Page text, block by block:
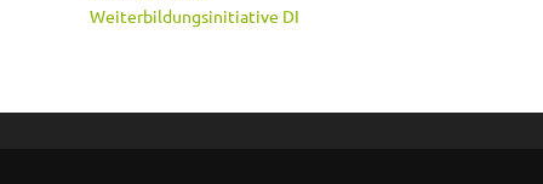
Weiterbildungsinitiative DI